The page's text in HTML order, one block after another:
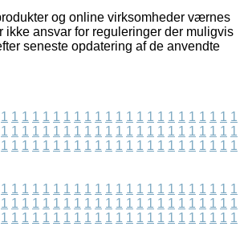
og online virksomheder værnes
ikke ansvar for reguleringer der muligvis
seneste opdatering af de anvendte
1 1 1 1 1 1 1 1 1 1 1 1 1 1 1 1 1 1 1 1 1 1 1
1 1 1 1 1 1 1 1 1 1 1 1 1 1 1 1 1 1 1 1 1 1 1
1 1 1 1 1 1 1 1 1 1 1 1 1 1 1 1 1 1 1 1 1 1 1
1 1 1 1 1 1 1 1 1 1 1 1 1 1 1 1 1 1 1 1 1 1 1
1 1 1 1 1 1 1 1 1 1 1 1 1 1 1 1 1 1 1 1 1 1 1
1 1 1 1 1 1 1 1 1 1 1 1 1 1 1 1 1 1 1 1 1 1 1